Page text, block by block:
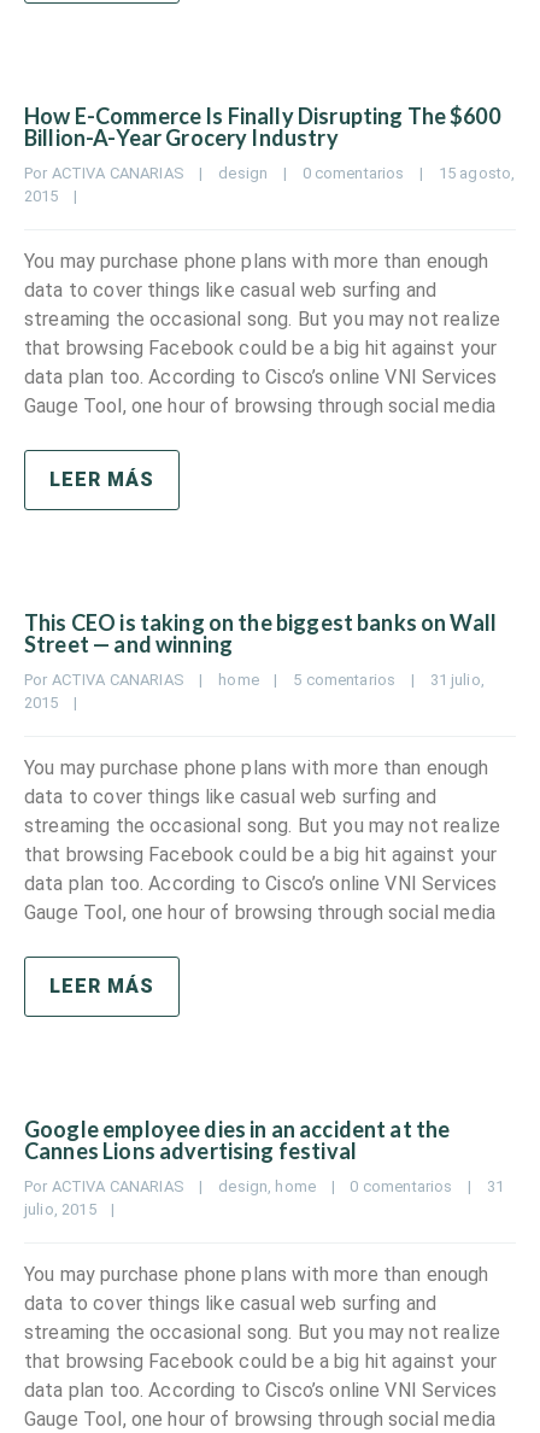
How E-Commerce Is Finally Disrupting The $600
Billion-A-Year Grocery Industry
Por ACTIVA CANARIAS | design | 0 comentarios |
15 agosto,
2015 |
You may purchase phone plans with more than enough
data to cover things like casual web surfing and
streaming the occasional song. But you may not realize
that browsing Facebook could be a big hit against your
data plan too. According to Cisco’s online VNI Services
Gauge Tool, one hour of browsing through social media
LEER MÁS
This CEO is taking on the biggest banks on Wall
Street — and winning
Por ACTIVA CANARIAS | home | 5 comentarios |
31 julio,
2015 |
You may purchase phone plans with more than enough
data to cover things like casual web surfing and
streaming the occasional song. But you may not realize
that browsing Facebook could be a big hit against your
data plan too. According to Cisco’s online VNI Services
Gauge Tool, one hour of browsing through social media
LEER MÁS
Google employee dies in an accident at the
Cannes Lions advertising festival
Por ACTIVA CANARIAS | design, home | 0 comentarios |
31
julio, 2015 |
You may purchase phone plans with more than enough
data to cover things like casual web surfing and
streaming the occasional song. But you may not realize
that browsing Facebook could be a big hit against your
data plan too. According to Cisco’s online VNI Services
Gauge Tool, one hour of browsing through social media